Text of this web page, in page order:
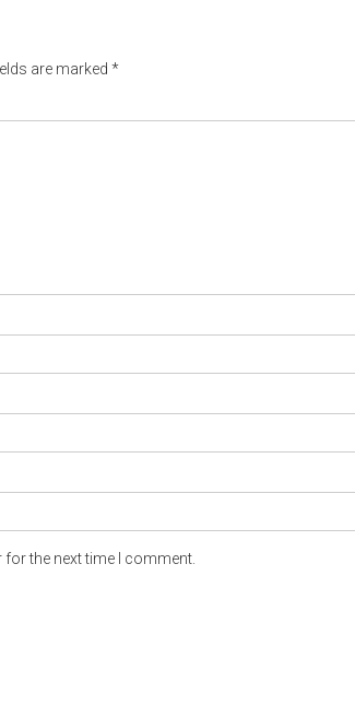
are marked *
the next time I comment.